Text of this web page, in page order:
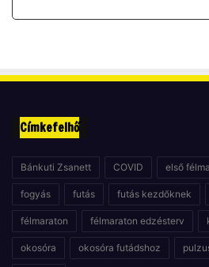
Címkefelhő
Bánkuti Zsanett COVID első
fogyás futás futás kezdőknek
félmaraton félmaraton edzésterv
okosóra okosóra futádshoz